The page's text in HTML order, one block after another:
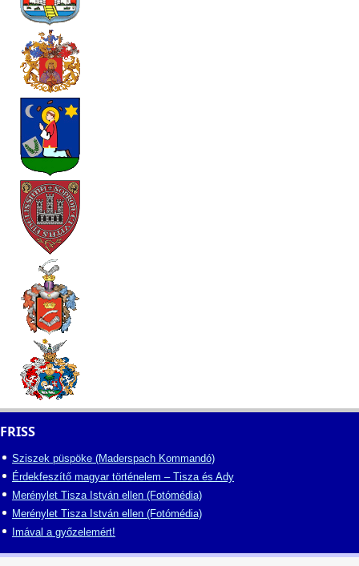
FRISS
Sziszek püspöke (Maderspach Kommandó)
Érdekfeszítő magyar történelem – Tisza és Ady
Merénylet Tisza István ellen (Fotómédia)
Merénylet Tisza István ellen (Fotómédia)
Imával a győzelemért!